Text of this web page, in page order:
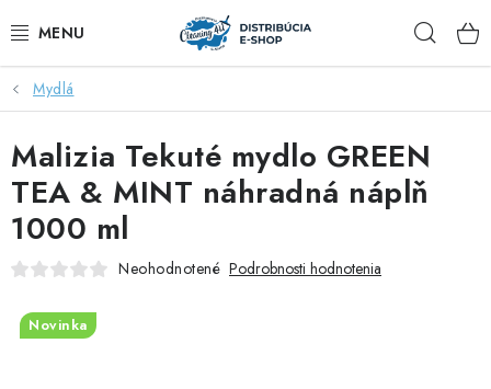
na
ZĽAVY AŽ DO -40%
COCCOLATEVI®️🇮🇹💙
🌷DEO DUE®️🩷🇮🇹
SAPONE DI TOSCANA®️🇮🇹🌸
🧺PRANIE💖
Mydlá
Malizia Tekuté mydlo GREEN
TEA & MINT náhradná náplň
1000 ml
Neohodnotené Podrobnosti hodnotenia
Novinka